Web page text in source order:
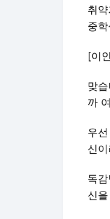
취
중
[이
맞
까
우
신
독
신